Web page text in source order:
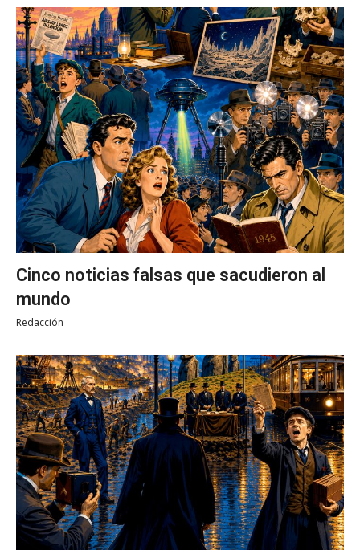
Cinco noticias falsas que sacudieron al
mundo
Redacción